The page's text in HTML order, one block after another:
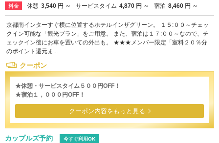
料金 休憩 3,540 円 ～ サービスタイム 4,870 円 ～ 宿泊 8,460 円 ～
京都南インターすぐ横に位置するホテルインザグリーン。 １５:００～チェッ
クイン可能な「観光プラン」をご用意。 また、宿泊は１７:００～なので、チ
ェックイン後にお車を置いての外出も。 ★★★メンバー限定「室料２０％分
のポイント還元ま...
クーポン
★休憩・サービスタイム５００円OFF！
★宿泊１，０００円OFF！
クーポン内容をもっと見る
カップルズ予約 今すぐ利用OK